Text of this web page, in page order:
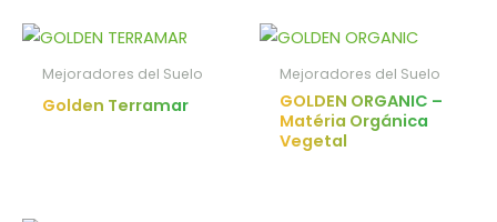
Mejoradores del Suelo
Golden Terramar
Mejoradores del Suelo
GOLDEN ORGANIC –
Matéria Orgánica
Vegetal